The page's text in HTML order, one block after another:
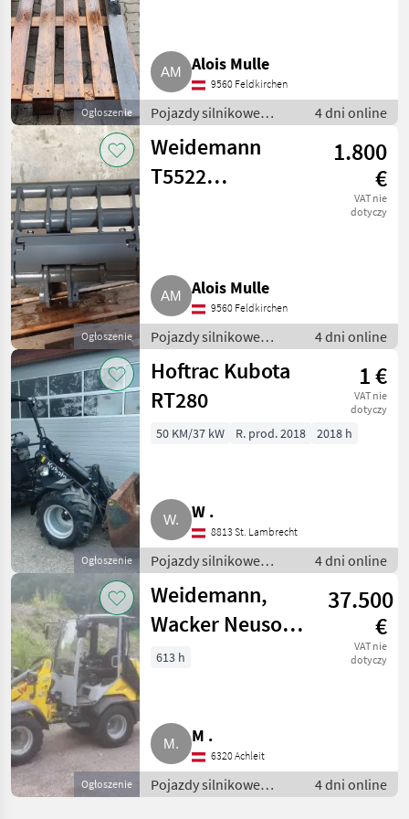
Ogłoszenie
Alois Mulle
9560 Feldkirchen
Pojazdy silnikowe
rolnicze / Ładowarki
rolnicze
4 dni online
Ogłoszenie
Weidemann
T5522
1.800
€
VAT nie
dotyczy
Alois Mulle
9560 Feldkirchen
Pojazdy silnikowe
rolnicze / Ładowarki
rolnicze
4 dni online
Ogłoszenie
Hoftrac Kubota
RT280
1 €
VAT nie
dotyczy
50 KM/37 kW R. prod. 2018 2018 h
W .
8813 St. Lambrecht
Pojazdy silnikowe
rolnicze / Ładowarki
rolnicze
4 dni online
Ogłoszenie
Weidemann,
Wacker Neuson
WL28
37.500
€
VAT nie
dotyczy
613 h
M .
6320 Achleit
Pojazdy silnikowe
rolnicze / Ładowarki
4 dni online